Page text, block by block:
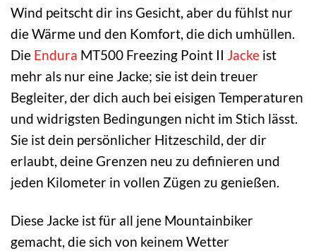
Wind peitscht dir ins Gesicht, aber du fühlst nur
die Wärme und den Komfort, die dich umhüllen.
Die Endura MT500 Freezing Point II Jacke ist
mehr als nur eine Jacke; sie ist dein treuer
Begleiter, der dich auch bei eisigen Temperaturen
und widrigsten Bedingungen nicht im Stich lässt.
Sie ist dein persönlicher Hitzeschild, der dir
erlaubt, deine Grenzen neu zu definieren und
jeden Kilometer in vollen Zügen zu genießen.
Diese Jacke ist für all jene Mountainbiker
gemacht, die sich von keinem Wetter